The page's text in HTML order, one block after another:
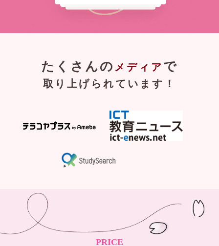
たくさんの メディア で
取り上げられています！
PRICE